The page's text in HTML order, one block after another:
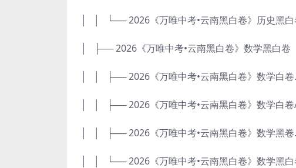
│ │ └── 2026《万唯中考•云南黑白卷》历史黑
│ ├── 2026《万唯中考•云南黑白卷》数学黑白卷
│ │ ├── 2026《万唯中考•云南黑白卷》数学白
│ │ ├── 2026《万唯中考•云南黑白卷》数学白
│ │ ├── 2026《万唯中考•云南黑白卷》数学黑
│ │ └── 2026《万唯中考•云南黑白卷》数学黑